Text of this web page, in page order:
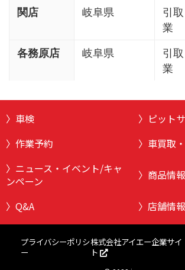
関店
岐阜県
引取
業
各務原店
岐阜県
引取
業
車検
ピット
作業予約
車買取
ニュース・イベント/キャ
ンペーン
商品情報
Q&A 店舗情報
プライバシーポリシ
ー
株式会社アイエー企業サイ
ト